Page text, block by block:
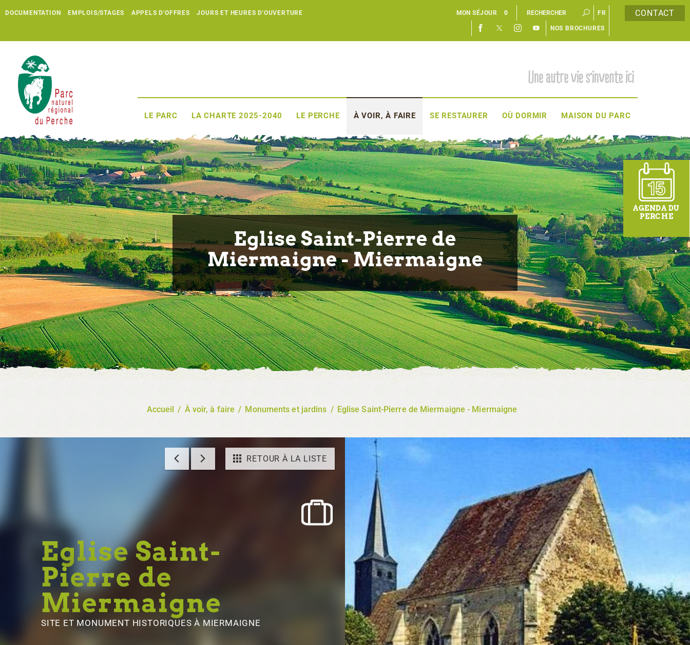
CONTACT
DOCUMENTATION EMPLOIS/STAGES APPELS D'OFFRES JOURS ET HEURES D'OUVERTURE
EN
FR
MON SÉJOUR 0
NOS BROCHURES
LE PARC LA CHARTE 2025-2040 LE PERCHE À VOIR, À FAIRE SE RESTAURER OÙ DORMIR MAISON DU PARC
Eglise Saint-Pierre de
Miermaigne - Miermaigne
Accueil / À voir, à faire / Monuments et jardins / Eglise Saint-Pierre de Miermaigne - Miermaigne
AGENDA DU
PERCHE
RETOUR À LA LISTE
Eglise Saint-
Pierre de
Miermaigne
SITE ET MONUMENT HISTORIQUESÀ MIERMAIGNE